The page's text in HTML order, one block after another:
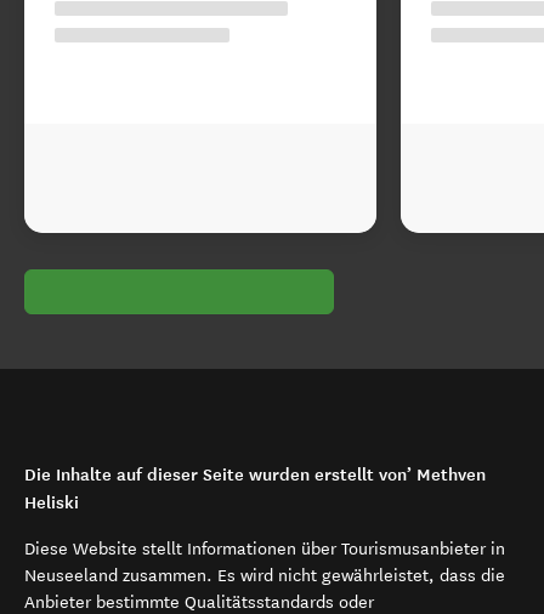
Die Inhalte auf dieser Seite wurden erstellt von’ Methven
Heliski
Diese Website stellt Informationen über Tourismusanbieter in
Neuseeland zusammen. Es wird nicht gewährleistet, dass die
Anbieter bestimmte Qualitätsstandards oder